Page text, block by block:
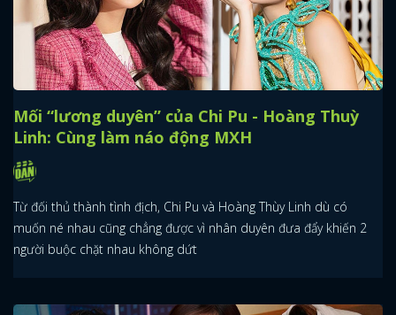
Mối “lương duyên” của Chi Pu - Hoàng Thuỳ
Linh: Cùng làm náo động MXH
Từ đối thủ thành tình địch, Chi Pu và Hoàng Thùy Linh dù có
muốn né nhau cũng chẳng được vì nhân duyên đưa đẩy khiến 2
người buộc chặt nhau không dứt